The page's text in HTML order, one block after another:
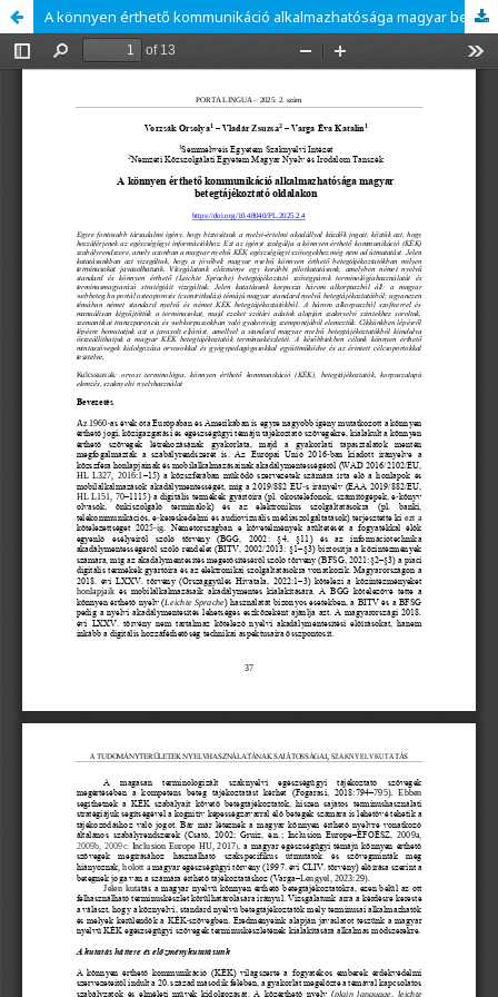
A könnyen érthető kommunikáció alkalmazhatósága magyar betegtájékoztató oldalakon